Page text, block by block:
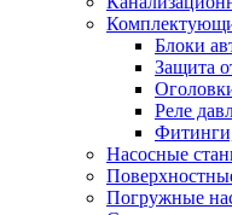
Блоки
Защита
Реле
Насосные
Погружные